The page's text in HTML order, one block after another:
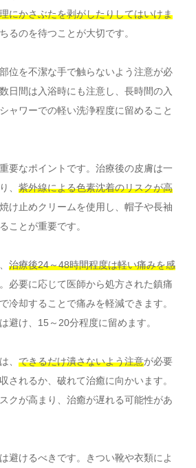
にかさぶたを剥がしたりしてはいけま
るのを待つことが大切です。
位を不潔な手で触らないよう注意が必
日間は入浴時にも注意し、長時間の入
ャワーでの軽い洗浄程度に留めること
要なポイントです。治療後の皮膚は一
、 紫外線による色素沈着のリスクが高
け止めクリームを使用し、帽子や長袖
ことが重要です。
治療後24～48時間程度は軽い痛みを感
必要に応じて医師から処方された鎮痛
冷却することで痛みを軽減できます。
避け、15～20分程度に留めます。
、 できるだけ潰さないよう注意が必要
されるか、破れて治癒に向かいます。
クが高まり、治癒が遅れる可能性があ
避けるべきです。きつい靴や衣類によ